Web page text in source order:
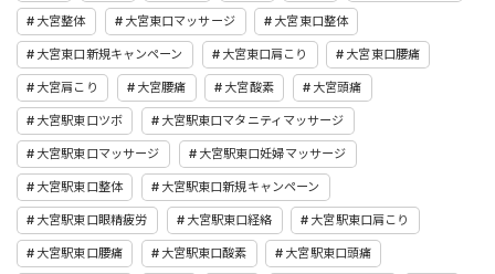
大宮整体 大宮東口マッサージ 大宮東口整体
大宮東口新規キャンペーン 大宮東口肩こり 大宮東口腰痛
大宮肩こり 大宮腰痛 大宮酸素 大宮頭痛
大宮駅東口ツボ 大宮駅東口マタニティマッサージ
大宮駅東口マッサージ 大宮駅東口妊婦マッサージ
大宮駅東口整体 大宮駅東口新規キャンペーン
大宮駅東口眼精疲労 大宮駅東口経絡 大宮駅東口肩こり
大宮駅東口腰痛 大宮駅東口酸素 大宮駅東口頭痛